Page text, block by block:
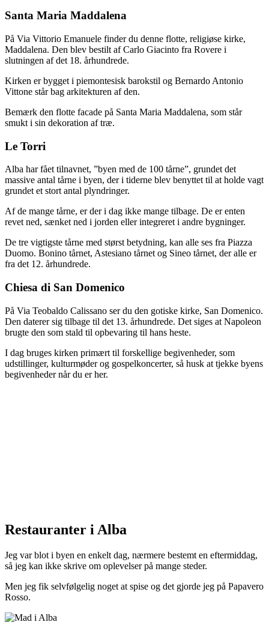
Santa Maria Maddalena
På Via Vittorio Emanuele finder du denne flotte, religiøse kirke,
Maddalena. Den blev bestilt af Carlo Giacinto fra Rovere i
slutningen af det 18. århundrede.
Kirken er bygget i piemontesisk barokstil og Bernardo Antonio
Vittone står bag arkitekturen af den.
Bemærk den flotte facade på Santa Maria Maddalena, som står
smukt i sin dekoration af træ.
Le Torri
Alba har fået tilnavnet, ”byen med de 100 tårne”, grundet det
massive antal tårne i byen, der i tiderne blev benyttet til at holde vagt
grundet et stort antal plyndringer.
Af de mange tårne, er der i dag ikke mange tilbage. De er enten
revet ned, sænket ned i jorden eller integreret i andre bygninger.
De tre vigtigste tårne med størst betydning, kan alle ses fra Piazza
Duomo. Bonino tårnet, Astesiano tårnet og Sineo tårnet, der alle er
fra det 12. århundrede.
Chiesa di San Domenico
På Via Teobaldo Calissano ser du den gotiske kirke, San Domenico.
Den daterer sig tilbage til det 13. århundrede. Det siges at Napoleon
brugte den som stald til opbevaring til hans heste.
I dag bruges kirken primært til forskellige begivenheder, som
udstillinger, kulturmøder og gospelkoncerter, så husk at tjekke byens
begivenheder når du er her.
Restauranter i Alba
Jeg var blot i byen en enkelt dag, nærmere bestemt en eftermiddag,
så jeg kan ikke skrive om oplevelser på mange steder.
Men jeg fik selvfølgelig noget at spise og det gjorde jeg på Papavero
Rosso.